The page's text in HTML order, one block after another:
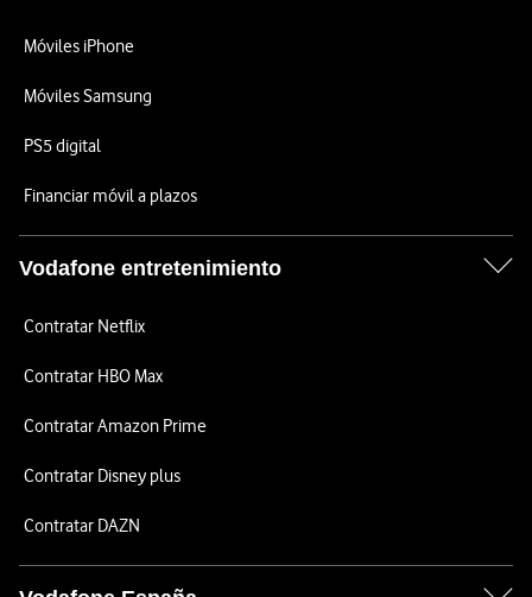
Móviles iPhone
Móviles Samsung
PS5 digital
Financiar móvil a plazos
Vodafone entretenimiento
Contratar Netflix
Contratar HBO Max
Contratar Amazon Prime
Contratar Disney plus
Contratar DAZN